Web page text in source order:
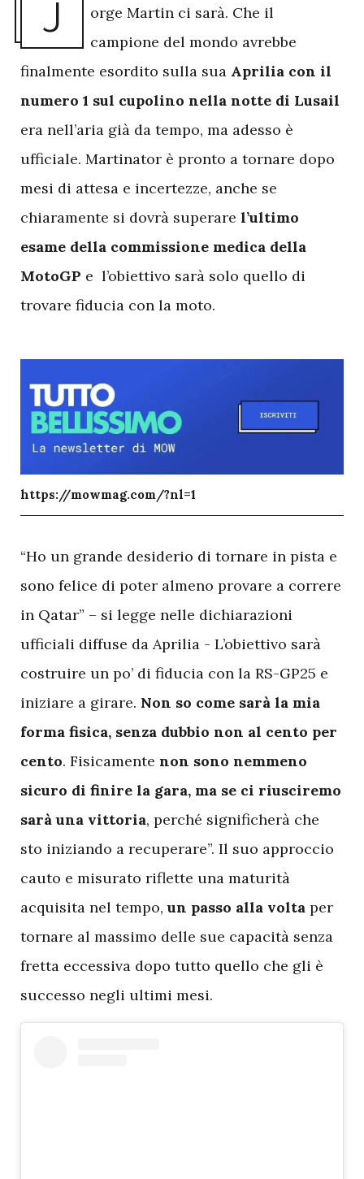
J
orge Martin ci sarà. Che il
campione del mondo avrebbe
finalmente esordito sulla sua Aprilia con il
numero 1 sul cupolino nella notte di Lusail
era nell’aria già da tempo, ma adesso è
ufficiale. Martinator è pronto a tornare dopo
mesi di attesa e incertezze, anche se
chiaramente si dovrà superare l’ultimo
esame della commissione medica della
MotoGP e l’obiettivo sarà solo quello di
trovare fiducia con la moto.
https://mowmag.com/?nl=1
“Ho un grande desiderio di tornare in pista e
sono felice di poter almeno provare a correre
in Qatar” – si legge nelle dichiarazioni
ufficiali diffuse da Aprilia - L’obiettivo sarà
costruire un po’ di fiducia con la RS-GP25 e
iniziare a girare. Non so come sarà la mia
forma fisica, senza dubbio non al cento per
cento. Fisicamente non sono nemmeno
sicuro di finire la gara, ma se ci riusciremo
sarà una vittoria, perché significherà che
sto iniziando a recuperare”. Il suo approccio
cauto e misurato riflette una maturità
acquisita nel tempo,un passo alla volta per
tornare al massimo delle sue capacità senza
fretta eccessiva dopo tutto quello che gli è
successo negli ultimi mesi.